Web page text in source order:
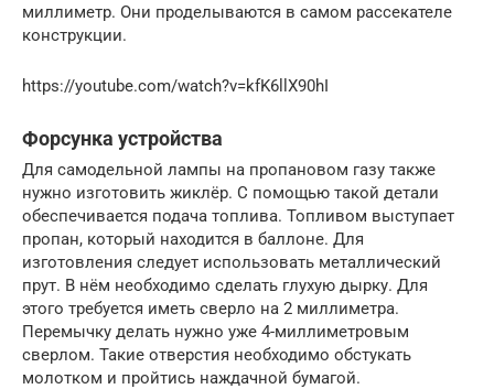
миллиметр. Они проделываются в самом рассекателе
конструкции.
https://youtube.com/watch?v=kfK6llX90hI
Форсунка устройства
Для самодельной лампы на пропановом газу также
нужно изготовить жиклёр. С помощью такой детали
обеспечивается подача топлива. Топливом выступает
пропан, который находится в баллоне. Для
изготовления следует использовать металлический
прут. В нём необходимо сделать глухую дырку. Для
этого требуется иметь сверло на 2 миллиметра.
Перемычку делать нужно уже 4-миллиметровым
сверлом. Такие отверстия необходимо обстукать
молотком и пройтись наждачной бумагой.